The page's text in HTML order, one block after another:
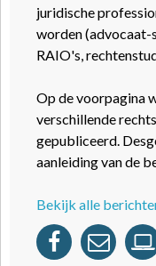
juridische
worden (advocaat-
RAIO's,
Op de voorpagina
verschillende
gepubliceerd.
aanleiding van de
Bekijk alle